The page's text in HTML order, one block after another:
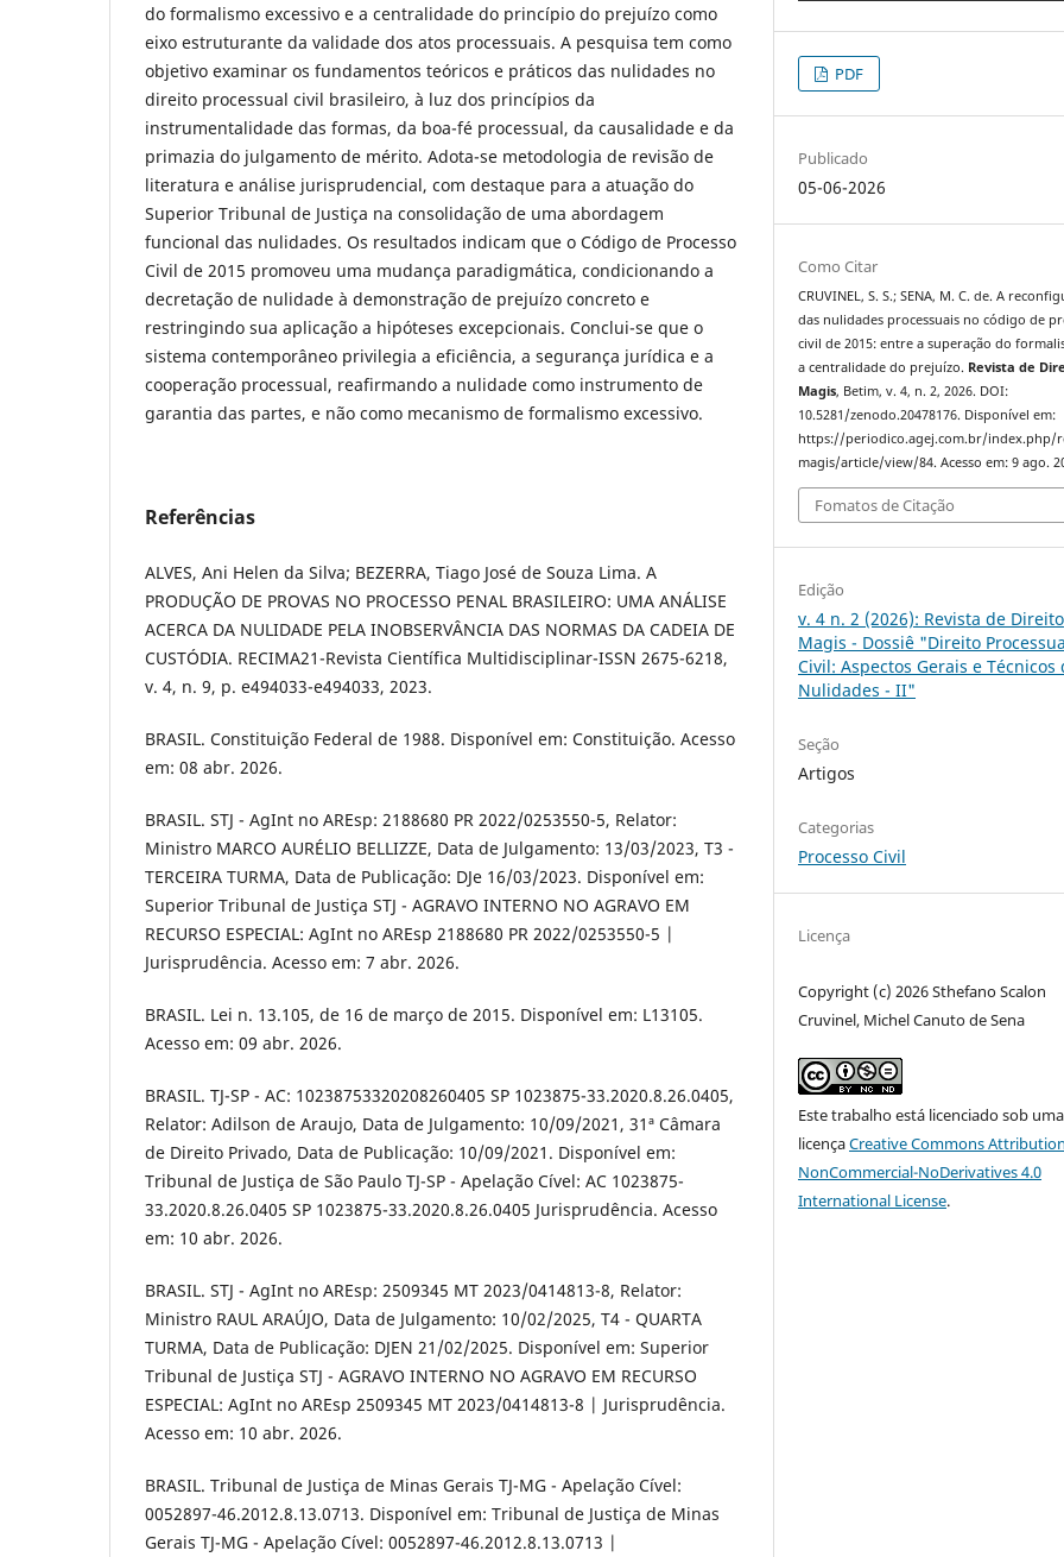
do formalismo excessivo e a centralidade do princípio do prejuízo como
eixo estruturante da validade dos atos processuais. A pesquisa tem como
objetivo examinar os fundamentos teóricos e práticos das nulidades no
direito processual civil brasileiro, à luz dos princípios da
instrumentalidade das formas, da boa-fé processual, da causalidade e da
primazia do julgamento de mérito. Adota-se metodologia de revisão de
literatura e análise jurisprudencial, com destaque para a atuação do
Superior Tribunal de Justiça na consolidação de uma abordagem
funcional das nulidades. Os resultados indicam que o Código de Processo
Civil de 2015 promoveu uma mudança paradigmática, condicionando a
decretação de nulidade à demonstração de prejuízo concreto e
restringindo sua aplicação a hipóteses excepcionais. Conclui-se que o
sistema contemporâneo privilegia a eficiência, a segurança jurídica e a
cooperação processual, reafirmando a nulidade como instrumento de
garantia das partes, e não como mecanismo de formalismo excessivo.
Referências
ALVES, Ani Helen da Silva; BEZERRA, Tiago José de Souza Lima. A
PRODUÇÃO DE PROVAS NO PROCESSO PENAL BRASILEIRO: UMA ANÁLISE
ACERCA DA NULIDADE PELA INOBSERVÂNCIA DAS NORMAS DA CADEIA DE
CUSTÓDIA. RECIMA21-Revista Científica Multidisciplinar-ISSN 2675-6218,
v. 4, n. 9, p. e494033-e494033, 2023.
BRASIL. Constituição Federal de 1988. Disponível em: Constituição. Acesso
em: 08 abr. 2026.
BRASIL. STJ - AgInt no AREsp: 2188680 PR 2022/0253550-5, Relator:
Ministro MARCO AURÉLIO BELLIZZE, Data de Julgamento: 13/03/2023, T3 -
TERCEIRA TURMA, Data de Publicação: DJe 16/03/2023. Disponível em:
Superior Tribunal de Justiça STJ - AGRAVO INTERNO NO AGRAVO EM
RECURSO ESPECIAL: AgInt no AREsp 2188680 PR 2022/0253550-5 |
Jurisprudência. Acesso em: 7 abr. 2026.
BRASIL. Lei n. 13.105, de 16 de março de 2015. Disponível em: L13105.
Acesso em: 09 abr. 2026.
BRASIL. TJ-SP - AC: 10238753320208260405 SP 1023875-33.2020.8.26.0405,
Relator: Adilson de Araujo, Data de Julgamento: 10/09/2021, 31ª Câmara
de Direito Privado, Data de Publicação: 10/09/2021. Disponível em:
Tribunal de Justiça de São Paulo TJ-SP - Apelação Cível: AC 1023875-
33.2020.8.26.0405 SP 1023875-33.2020.8.26.0405 Jurisprudência. Acesso
em: 10 abr. 2026.
BRASIL. STJ - AgInt no AREsp: 2509345 MT 2023/0414813-8, Relator:
Ministro RAUL ARAÚJO, Data de Julgamento: 10/02/2025, T4 - QUARTA
TURMA, Data de Publicação: DJEN 21/02/2025. Disponível em: Superior
Tribunal de Justiça STJ - AGRAVO INTERNO NO AGRAVO EM RECURSO
ESPECIAL: AgInt no AREsp 2509345 MT 2023/0414813-8 | Jurisprudência.
Acesso em: 10 abr. 2026.
BRASIL. Tribunal de Justiça de Minas Gerais TJ-MG - Apelação Cível:
0052897-46.2012.8.13.0713. Disponível em: Tribunal de Justiça de Minas
Gerais TJ-MG - Apelação Cível: 0052897-46.2012.8.13.0713 |
PDF
Publicado
05-06-2026
Como Citar
CRUVINEL, S. S.; SENA, M. C. de. A
das nulidades processuais no código de
civil de 2015: entre a superação do
a centralidade do prejuízo. Revista de
Magis, Betim, v. 4, n. 2, 2026. DOI:
10.5281/zenodo.20478176. Disponível em:
https://periodico.agej.com.br/index.php/
magis/article/view/84. Acesso em: 9 ago.
Fomatos de Citação
Edição
v. 4 n. 2 (2026): Revista de Direito
Magis - Dossiê "Direito
Civil: Aspectos Gerais e Técnicos
Nulidades - II"
Seção
Artigos
Categorias
Processo Civil
Licença
Copyright (c) 2026 Sthefano Scalon
Cruvinel, Michel Canuto de Sena
Este trabalho está licenciado sob uma
licençaCreative Commons
NonCommercial-NoDerivatives 4.0
International License.